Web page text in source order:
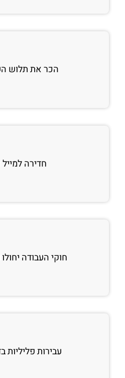
הכר את תלוש
חדירה
חוקי העבודה
עבירות פליליות